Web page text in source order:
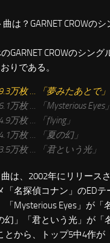
は？GARNET CROWの
GARNET CROWのシン
りである。
万枚 … 「夢みたあとで」
万枚 … 「Mysterious Eyes」
万枚 … 「flying」
万枚 … 「夏の幻」
万枚 … 「君という光」
は、2002年にリリース
「名探偵コナン」のED
「Mysterious Eyes」が「
幻」「君という光」が「
とから、トップ5中4作が